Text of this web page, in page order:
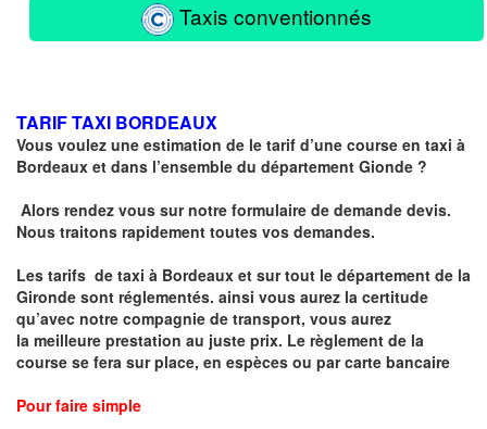
Taxis conventionnés
TARIF TAXI BORDEAUX
Vous voulez une estimation de le tarif d’une course en taxi à
Bordeaux et dans l’ensemble du département Gionde ?
Alors rendez vous sur notre formulaire de demande devis.
Nous traitons rapidement toutes vos demandes.
Les tarifs de taxi à Bordeaux et sur tout le département de la
Gironde sont réglementés. ainsi vous aurez la certitude
qu’avec notre compagnie de transport, vous aurez
la meilleure prestation au juste prix. Le règlement de la
course se fera sur place, en espèces ou par carte bancaire
Pour faire simple